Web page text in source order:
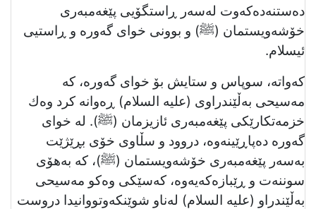
دەستنەدەکەوت لەسەر ڕاستگۆیی پێغەمبەری
خۆشەویستمان (ﷺ) و بوونی خوای گەورە و ڕاستیی
ئیسلام.
کەواتە، سوپاس و ستایش بۆ خوای گەورە، کە
مەسیحی بەڵێندراوی (علیه السلام) ڕەوانە کرد وەك
خزمەتکارێکی پێغەمبەری ئازیزمان (ﷺ). لە خوای
گەورە دەپاڕێینەوە، دروود و سڵاوی خۆی بڕێژێت
بەسەر پێغەمبەری خۆشەویستمان (ﷺ)، کە بەهۆی
سوننەت و ڕێبازەکەیەوە، کەسێکی وەکو مەسیحی
بەڵێندراو (علیه السلام) لەناو شوێنکەوتووانیدا دروست